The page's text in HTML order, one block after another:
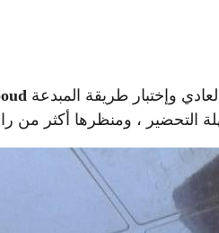
وإختبار طريقة المبدعة
التحضير ، ومنظرها أكثر من